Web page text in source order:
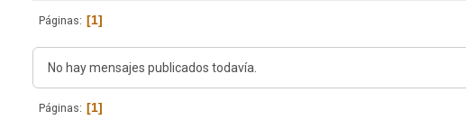
Páginas 1
No hay mensajes publicados todavía.
Páginas 1